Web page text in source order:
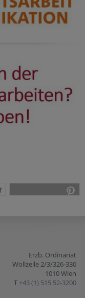
Erzb. Ordinariat
Wollzeile 2/3/326-330
1010 Wien
T +43 (1) 515 52-3200